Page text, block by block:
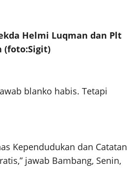
Helmi Luqman dan Plt
(foto:Sigit)
blanko habis. Tetapi
Kependudukan dan Catatan
jawab Bambang, Senin,